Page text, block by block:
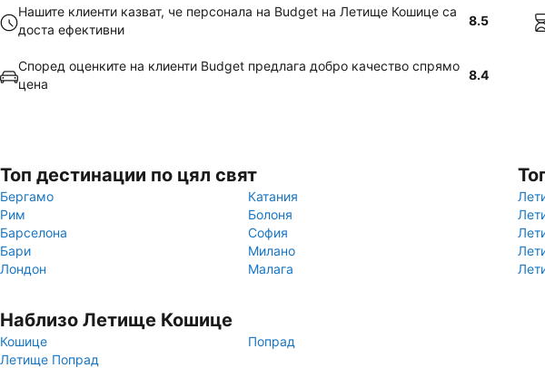
Нашите клиенти казват, че персонала на Budget на Летище Кошице са
доста ефективни
8.5
Според оценките на клиенти Budget предлага добро качество спрямо
цена
8.4
Топ дестинации по цял свят
Бергамо
Катания
Рим
Болоня
Барселона
София
Бари
Милано
Лондон
Малага
Наблизо Летище Кошице
Кошице
Попрад
Летище Попрад